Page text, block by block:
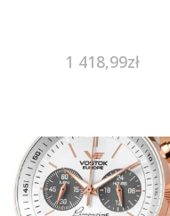
1 418,99zł